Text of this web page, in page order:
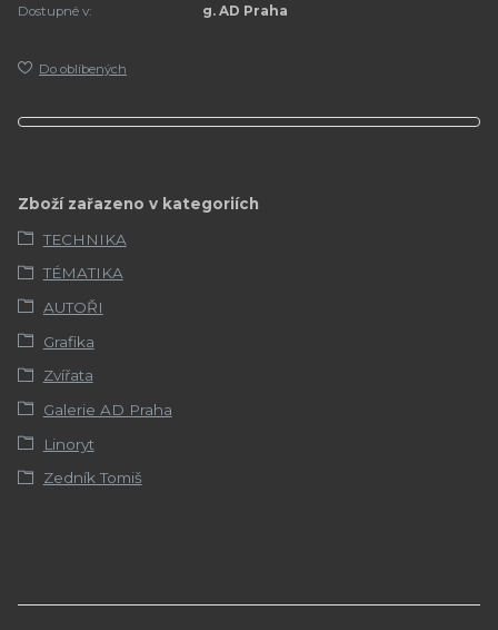
Dostupné v:
g. AD Praha
Do oblíbených
Zboží zařazeno v kategoriích
TECHNIKA
TÉMATIKA
AUTOŘI
Grafika
Zvířata
Galerie AD Praha
Linoryt
Zedník Tomiš